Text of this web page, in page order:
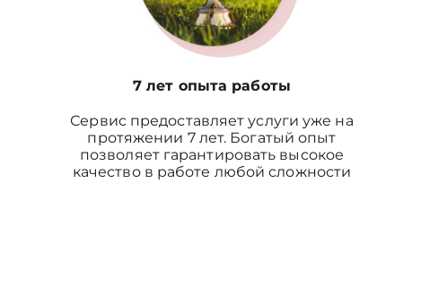
7 лет опыта работы
Сервис предоставляет услуги уже на
протяжении 7 лет. Богатый опыт
позволяет гарантировать высокое
качество в работе любой сложности